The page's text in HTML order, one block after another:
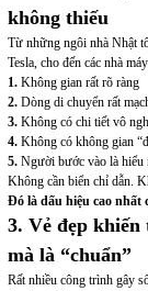
không thiếu
Từ những ngôi nhà Nhật
Tesla, cho đến các nhà
1.Không gian rất rõ ràng
2.Dòng di chuyển rất
3.Không có chi tiết vô
4.Không có không gian
5.Người bước vào là hiểu
Không cần biển chỉ dẫn.
Đó là dấu hiệu cao nhất
3. Vẻ đẹp khiến
mà là “chuẩn”
Rất nhiều công trình gây